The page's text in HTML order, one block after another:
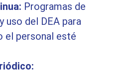
Programas de
uso del DEA para
el personal esté